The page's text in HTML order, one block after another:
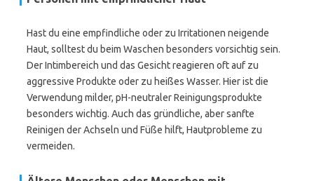
Hast du eine empfindliche oder zu Irritationen neigende
Haut, solltest du beim Waschen besonders vorsichtig sein.
Der Intimbereich und das Gesicht reagieren oft auf zu
aggressive Produkte oder zu heißes Wasser. Hier ist die
Verwendung milder, pH-neutraler Reinigungsprodukte
besonders wichtig. Auch das gründliche, aber sanfte
Reinigen der Achseln und Füße hilft, Hautprobleme zu
vermeiden.